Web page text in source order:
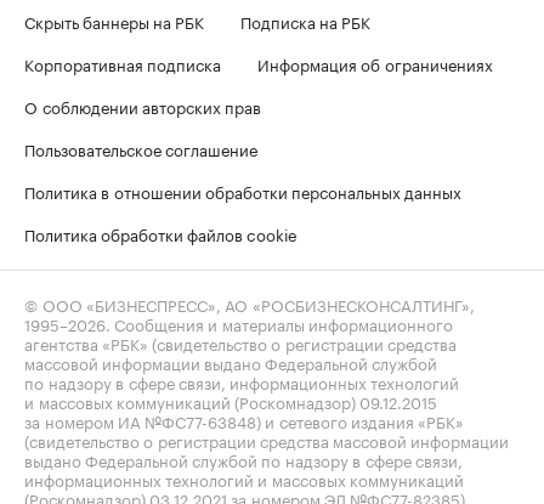
Скрыть баннеры на РБК
Подписка на РБК
Корпоративная подписка
Информация об ограничениях
О соблюдении авторских прав
Пользовательское соглашение
Политика в отношении обработки персональных данных
Политика обработки файлов cookie
© ООО «БИЗНЕСПРЕСС», АО «РОСБИЗНЕСКОНСАЛТИНГ»,
1995–2026 . Сообщения и материалы информационного
агентства «РБК» (свидетельство о регистрации средства
массовой информации выдано Федеральной службой
по надзору в сфере связи, информационных технологий
и массовых коммуникаций (Роскомнадзор) 09.12.2015
за номером ИА №ФС77-63848) и сетевого издания «РБК»
(свидетельство о регистрации средства массовой информации
выдано Федеральной службой по надзору в сфере связи,
информационных технологий и массовых коммуникаций
(Роскомнадзор) 03.12.2021 за номером ЭЛ №ФС77-82385)